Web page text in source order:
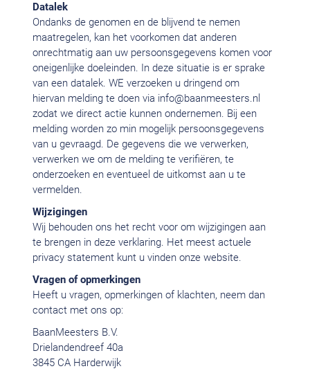
Datalek
Ondanks de genomen en de blijvend te nemen
maatregelen, kan het voorkomen dat anderen
onrechtmatig aan uw persoonsgegevens komen voor
oneigenlijke doeleinden. In deze situatie is er sprake
van een datalek. WE verzoeken u dringend om
hiervan melding te doen via info@baanmeesters.nl
zodat we direct actie kunnen ondernemen. Bij een
melding worden zo min mogelijk persoonsgegevens
van u gevraagd. De gegevens die we verwerken,
verwerken we om de melding te verifiëren, te
onderzoeken en eventueel de uitkomst aan u te
vermelden.
Wijzigingen
Wij behouden ons het recht voor om wijzigingen aan
te brengen in deze verklaring. Het meest actuele
privacy statement kunt u vinden onze website.
Vragen of opmerkingen
Heeft u vragen, opmerkingen of klachten, neem dan
contact met ons op:
BaanMeesters B.V.
Drielandendreef 40a
3845 CA Harderwijk